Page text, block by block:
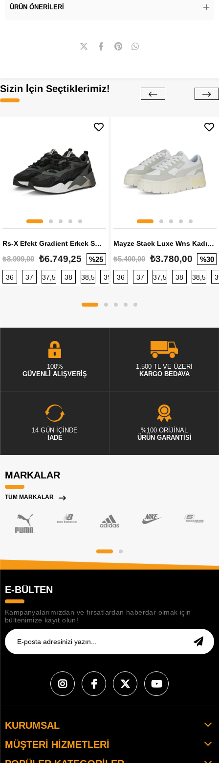
ÜRÜN ÖNERILERI
Sizin İçin Seçtiklerimiz!
Rs-X Efekt Gradient Erkek Sneaker
₺8.999,00 ₺6.749,25 %25
36 37 37,5 38 38,5 39 40 40,5 41 42 42,5
Mayze Stack Luxe Wns Kadın Sneaker
₺5.400,00 ₺3.780,00 %30
36 37 37,5 38 38,5
100%
GÜVENLİ ALIŞVERİŞ
1.500 TL VE ÜZERİ
KARGO BEDAVA
14 GÜN İÇİNDE
İADE
%100 ORİJİNAL
ÜRÜN GARANTİSİ
MARKALAR
TÜM MARKALAR
E-BÜLTEN
Kampanyalarımızdan ve fırsatlardan haberdar olmak için
bültenimize kayıt olun!
KURUMSAL
MÜŞTERI HIZMETLERI